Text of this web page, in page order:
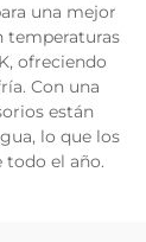
una mejor
temperaturas
ofreciendo
Con una
están
lo que los
todo el año.